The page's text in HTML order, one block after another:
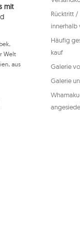
mit
Welt
aus
Rücktritt
innerhalb
Häufig
kauf
Galerie
Galerie